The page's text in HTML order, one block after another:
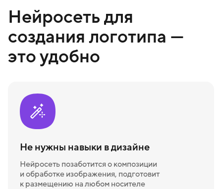
Нейросеть для
создания логотипа —
это удобно
Не нужны навыки в дизайне
Нейросеть позаботится о композиции
и обработке изображения, подготовит
к размещению на любом носителе